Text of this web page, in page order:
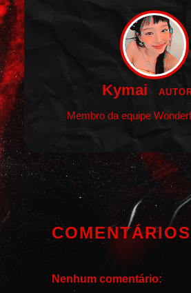
Kymai
Membro da equipe
COMENTÁRIOS
Nenhum comentário: